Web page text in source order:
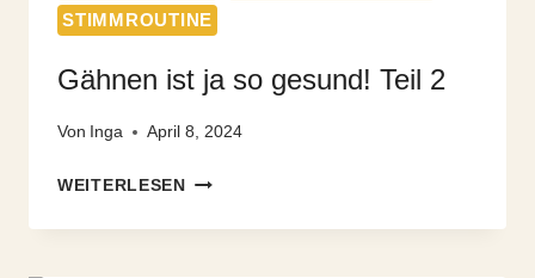
STIMMROUTINE
Gähnen ist ja so gesund! Teil 2
Von Inga April 8, 2024
WEITERLESENGÄHNEN
JA